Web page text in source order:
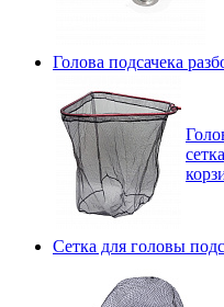
Голова подсачека
Сетка для головы